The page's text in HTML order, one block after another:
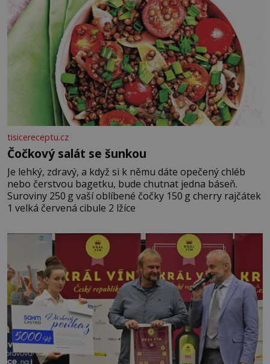
tisicereceptu.cz
Čočkový salát se šunkou
Je lehký, zdravý, a když si k němu dáte opečený chléb
nebo čerstvou bagetku, bude chutnat jedna báseň.
Suroviny 250 g vaší oblíbené čočky 150 g cherry rajčátek
1 velká červená cibule 2 lžíce